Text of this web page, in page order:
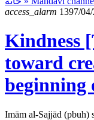
access_alarm 1397/04/
Kindness
toward
beginning
Imām al-Sajjād (pbuh)